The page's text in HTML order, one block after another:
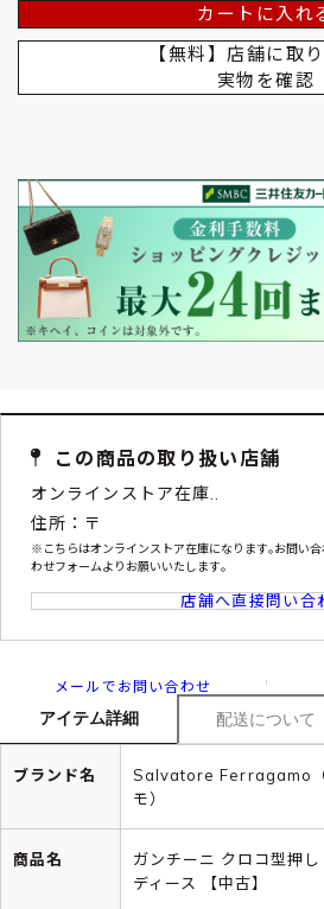
カートに入れ
【無料】店舗に取
実物を確認
この商品の取り扱い店舗
オンラインストア在庫..
住所：〒
※こちらはオンラインストア在庫になります｡お問い
わせフォームよりお願いいたします｡
店舗へ直接問い合
メールでお問い合わせ
アイテム詳細 配送について
ブランド名
Salvatore Ferragamo（
モ）
商品名
ガンチーニ クロコ型押
ディース 【中古】